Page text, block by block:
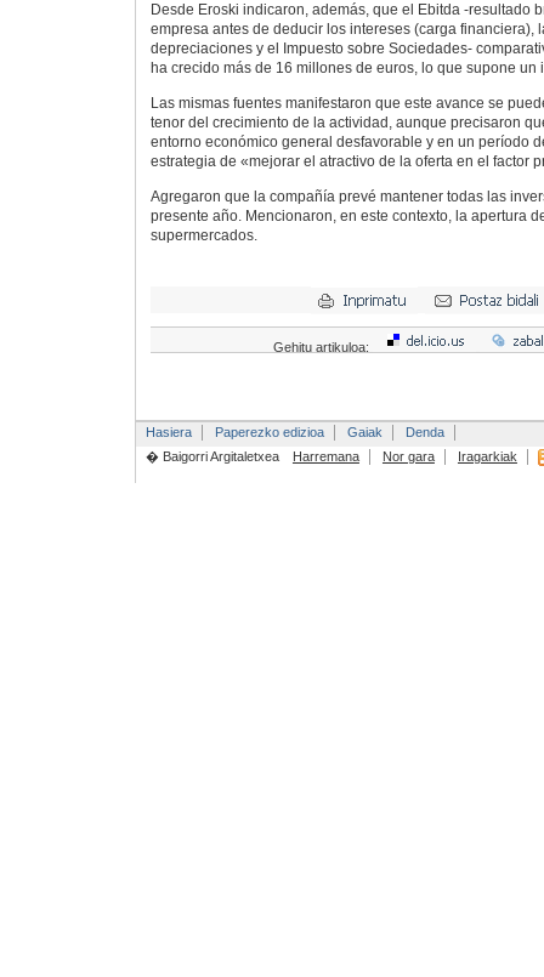
Desde Eroski indicaron, además, que el Ebitda -resultado
empresa antes de deducir los intereses (carga financiera),
depreciaciones y el Impuesto sobre Sociedades-
ha crecido más de 16 millones de euros, lo que supone un
Las mismas fuentes manifestaron que este avance se
tenor del crecimiento de la actividad, aunque precisaron
entorno económico general desfavorable y en un período
estrategia de «mejorar el atractivo de la oferta en el factor
Agregaron que la compañía prevé mantener todas las
presente año. Mencionaron, en este contexto, la apertura
supermercados.
Gehitu artikuloa:
Hasiera Paperezko edizioa Gaiak
Denda
� Baigorri Argitaletxea
Harremana Nor gara Iragarkiak